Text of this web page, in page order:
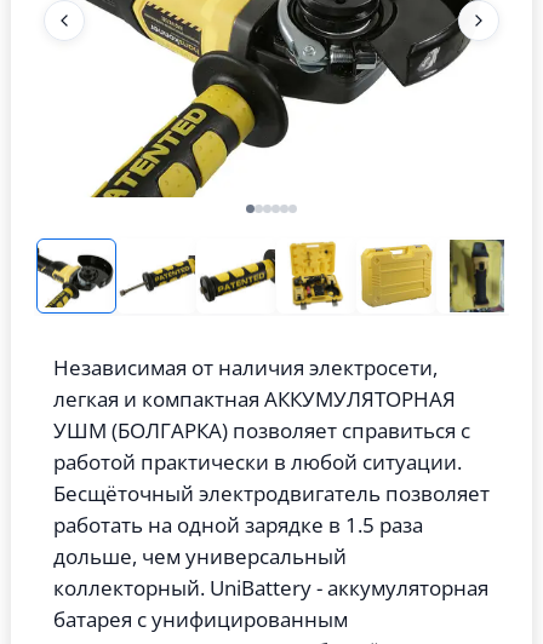
Независимая от наличия электросети,
легкая и компактная АККУМУЛЯТОРНАЯ
УШМ (БОЛГАРКА) позволяет справиться с
работой практически в любой ситуации.
Бесщёточный электродвигатель позволяет
работать на одной зарядке в 1.5 раза
дольше, чем универсальный
коллекторный. UniBattery - аккумуляторная
батарея с унифицированным